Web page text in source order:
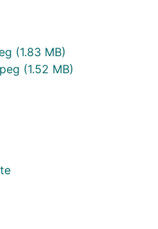
(1.83 MB)
(1.52 MB)